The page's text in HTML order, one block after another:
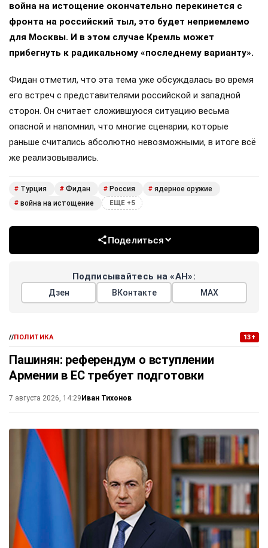
война на истощение окончательно перекинется с
фронта на российский тыл, это будет неприемлемо
для Москвы. И в этом случае Кремль может
прибегнуть к радикальному «последнему варианту».
Фидан отметил, что эта тема уже обсуждалась во время
его встреч с представителями российской и западной
сторон. Он считает сложившуюся ситуацию весьма
опасной и напомнил, что многие сценарии, которые
раньше считались абсолютно невозможными, в итоге всё
же реализовывались.
# Турция # Фидан # Россия # ядерное оружие
# война на истощение ЕЩЕ +5
Поделиться
Подписывайтесь на «АН»:
Дзен ВКонтакте МАХ
//ПОЛИТИКА 13+
Пашинян: референдум о вступлении
Армении в ЕС требует подготовки
7 августа 2026, 14:29Иван Тихонов